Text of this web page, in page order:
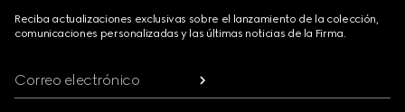
Reciba actualizaciones exclusivas sobre el lanzamiento de la colección,
comunicaciones personalizadas y las últimas noticias de la Firma.
Correo electrónico